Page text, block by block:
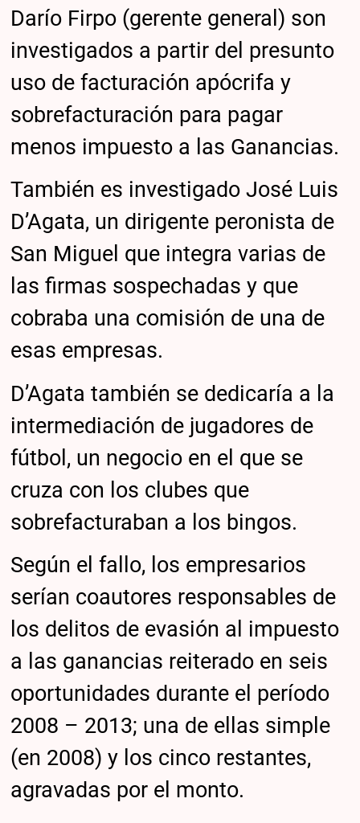
Darío Firpo (gerente general) son
investigados a partir del presunto
uso de facturación apócrifa y
sobrefacturación para pagar
menos impuesto a las Ganancias.
También es investigado José Luis
D’Agata, un dirigente peronista de
San Miguel que integra varias de
las firmas sospechadas y que
cobraba una comisión de una de
esas empresas.
D’Agata también se dedicaría a la
intermediación de jugadores de
fútbol, un negocio en el que se
cruza con los clubes que
sobrefacturaban a los bingos.
Según el fallo, los empresarios
serían coautores responsables de
los delitos de evasión al impuesto
a las ganancias reiterado en seis
oportunidades durante el período
2008 – 2013; una de ellas simple
(en 2008) y los cinco restantes,
agravadas por el monto.